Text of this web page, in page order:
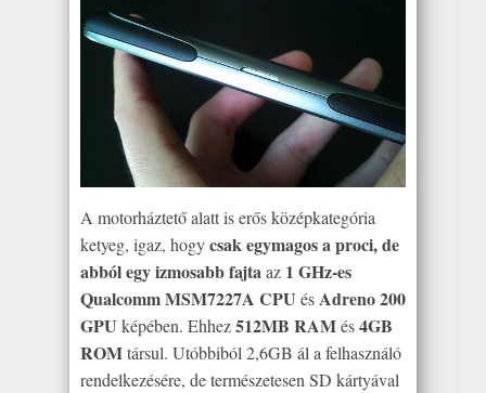
A motorháztető alatt is erős középkategória
ketyeg, igaz, hogycsak egymagos a proci, de
abból egy izmosabb fajtaaz 1 GHz-es
Qualcomm MSM7227A CPU ésAdreno 200
GPU képében. Ehhez512MB RAMés4GB
ROMtársul. Utóbbiból 2,6GB ál a felhasználó
rendelkezésére, de természetesen SD kártyával